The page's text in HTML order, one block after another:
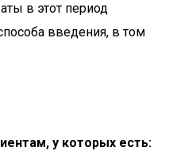
в этот период
введения, в том
у которых есть: